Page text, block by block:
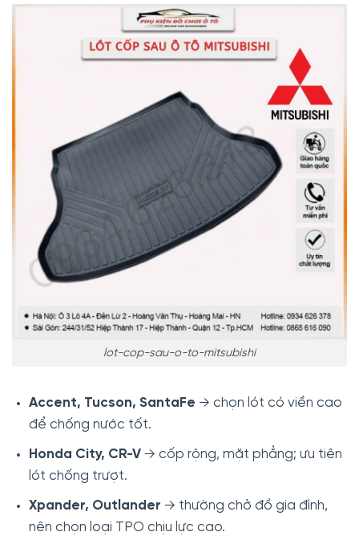
lot-cop-sau-o-to-mitsubishi
Accent, Tucson, SantaFe → chọn lót có viền cao
để chống nước tốt.
Honda City, CR-V→ cốp rộng, mặt phẳng; ưu tiên
lót chống trượt.
Xpander, Outlander → thường chở đồ gia đình,
nên chọn loại TPO chịu lực cao.